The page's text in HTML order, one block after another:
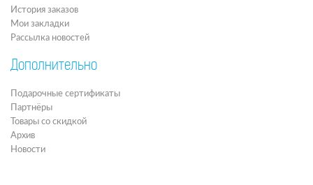
История заказов
Мои закладки
Рассылка новостей
Дополнительно
Подарочные сертификаты
Партнёры
Товары со скидкой
Архив
Новости